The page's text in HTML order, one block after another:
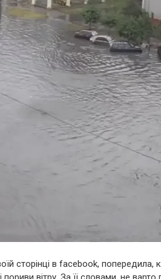
сторінці в facebook, попередила,